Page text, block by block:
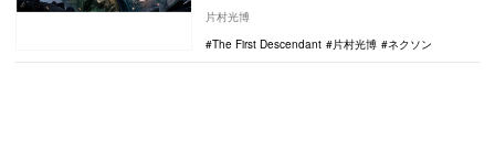
片村光博
The First Descendant
片村光博 ネクソン